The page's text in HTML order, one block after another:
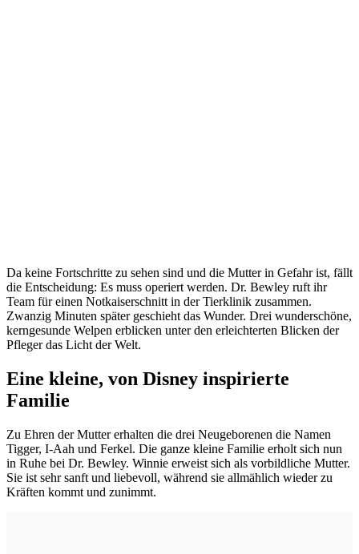
Da keine Fortschritte zu sehen sind und die Mutter in Gefahr ist, fällt
die Entscheidung: Es muss operiert werden. Dr. Bewley ruft ihr
Team für einen Notkaiserschnitt in der Tierklinik zusammen.
Zwanzig Minuten später geschieht das Wunder. Drei wunderschöne,
kerngesunde Welpen erblicken unter den erleichterten Blicken der
Pfleger das Licht der Welt.
Eine kleine, von Disney inspirierte
Familie
Zu Ehren der Mutter erhalten die drei Neugeborenen die Namen
Tigger, I-Aah und Ferkel. Die ganze kleine Familie erholt sich nun
in Ruhe bei Dr. Bewley. Winnie erweist sich als vorbildliche Mutter.
Sie ist sehr sanft und liebevoll, während sie allmählich wieder zu
Kräften kommt und zunimmt.